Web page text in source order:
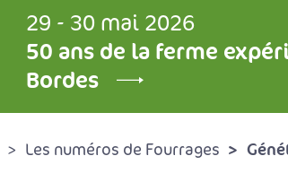
29 - 30 mai 2026
50 ans de la ferme
Bordes
Les numéros de Fourrages